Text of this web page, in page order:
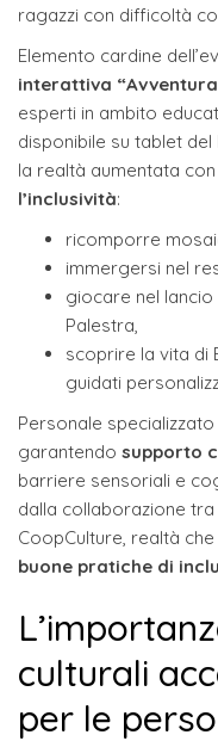
ragazzi con difficoltà
Elemento cardine
interattiva
esperti in ambito
disponibile su tablet
la realtà aumentata con
l’inclusività:
ricomporre
immergersi nel
giocare nel lancio
Palestra,
scoprire la vita di
guidati
Personale
garantendo supporto
barriere sensoriali e
dalla collaborazione
CoopCulture, realtà
buone pratiche di
culturali
per le